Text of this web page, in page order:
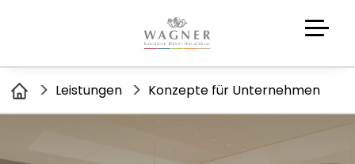
Leistungen Konzepte für Unternehmen